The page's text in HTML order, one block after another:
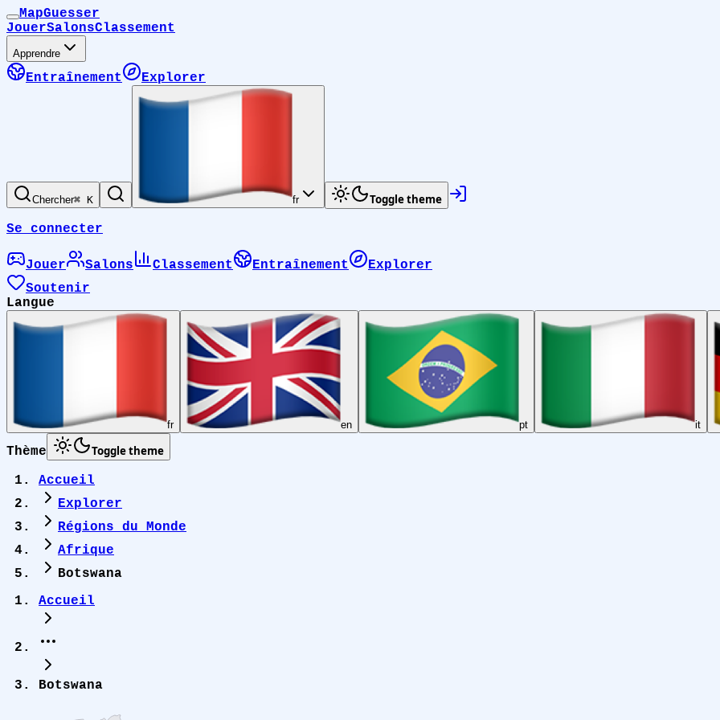
MapGuesser
JouerSalonsClassement
Apprendre
Entraînement Explorer
Chercher⌘ K fr Toggle theme
Se connecter
Jouer Salons Classement Entraînement
Explorer
Soutenir
Langue
fr en pt it
Thème Toggle theme
Accueil
Explorer
Régions du Monde
Afrique
Botswana
Accueil
Botswana